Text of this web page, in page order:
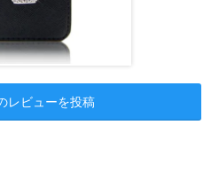
レビューを投稿